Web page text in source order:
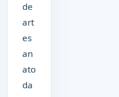
de
art
es
an
ato
da